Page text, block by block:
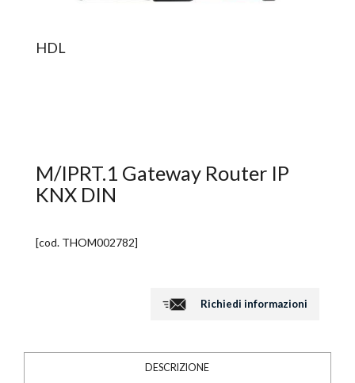
HDL
M/IPRT.1 Gateway Router IP
KNX DIN
[cod. THOM002782]
Richiedi informazioni
DESCRIZIONE